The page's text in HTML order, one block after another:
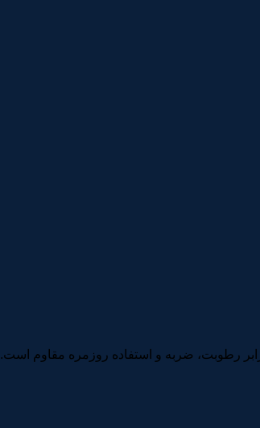
رطوبت، ضربه و استفاده روزمره مقاوم است.